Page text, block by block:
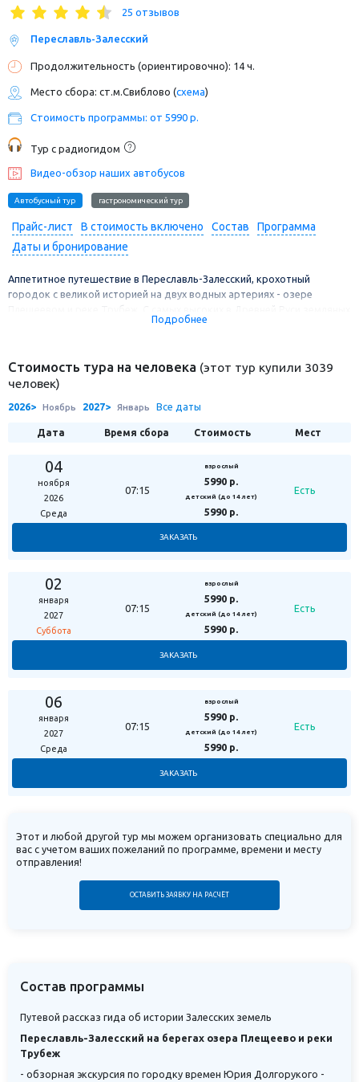
25 отзывов
Переславль-Залесский
Продолжительность (ориентировочно): 14 ч.
Место сбора: ст.м.Свиблово (схема)
Стоимость программы: от 5990 р.
Тур с радиогидом
Видео-обзор наших автобусов
Автобусный тур гастрономический тур
Прайс-лист В стоимость включено Состав
Программа
Даты и бронирование
Аппетитное путешествие в Переславль-Залесский, крохотный
городок с великой историей на двух водных артериях - озере
Плещеевом и реке Трубеж. С самых высоких в Древней Руси земляных
валов близ переславской Красной площади насладимся уютными
особенный, озерный, вкус копченой ряпушки! А еще полакомимся
знаменитой гурьевской кашей и отведаем несколько сортов Иван-
антуражном заведении при музее "Царство ряпушки" и прикупим
копченой рыбки у местных рыбаков.
Подробнее
Стоимость тура на человека (этот тур купили 3039
человек)
2026> Ноябрь 2027> Январь Все даты
Дата Время сбора Стоимость Мест
04
ноября
2026
Среда
07:15
взрослый
5990 р.
детский(до 14 лет)
5990 р.
Есть
ЗАКАЗАТЬ
02
января
2027
Суббота
07:15
взрослый
5990 р.
детский(до 14 лет)
5990 р.
Есть
ЗАКАЗАТЬ
06
января
2027
Среда
07:15
взрослый
5990 р.
детский(до 14 лет)
5990 р.
Есть
ЗАКАЗАТЬ
Этот и любой другой тур мы можем организовать специально для
вас с учетом ваших пожеланий по программе, времени и месту
отправления!
ОСТАВИТЬ ЗАЯВКУ НА РАСЧЁТ
Состав программы
Путевой рассказ гида об истории Залесских земель
Переславль-Залесский на берегах озера Плещеево и реки
Трубеж
- обзорная экскурсия по городку времен Юрия Долгорукого -